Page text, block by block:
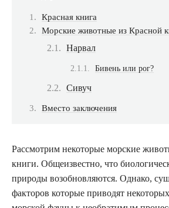
Красная книга
Морские животные из Красной
Нарвал
Бивень или рог?
Сивуч
Вместо заключения
Рассмотрим некоторые морские
книги. Общеизвестно, что
природы возобновляются. Однако,
факторов которые приводят